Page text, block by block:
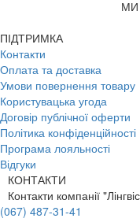
ПІДТРИМКА
Контакти
Оплата та доставка
Умови повернення товару
Користувацька угода
Договір публічної оферти
Політика конфіденційності
Програма лояльності
Відгуки
КОНТАКТИ
Контакти компанії
(067) 487-31-41